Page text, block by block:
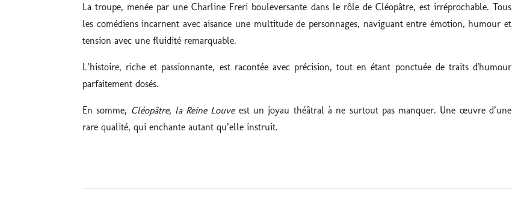
La troupe, menée par une Charline Freri bouleversante dans le rôle de Cléopâtre, est irréprochable. Tous
les comédiens incarnent avec aisance une multitude de personnages, naviguant entre émotion, humour et
tension avec une fluidité remarquable.
L’histoire, riche et passionnante, est racontée avec précision, tout en étant ponctuée de traits d'humour
parfaitement dosés.
En somme, Cléopâtre, la Reine Louveest un joyau théâtral à ne surtout pas manquer. Une œuvre d’une
rare qualité, qui enchante autant qu’elle instruit.